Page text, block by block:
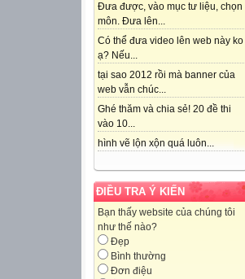
Đưa được, vào mục tư liệu, chọn
môn. Đưa lên...
Có thể đưa video lên web này ko
ạ? Nếu...
tại sao 2012 rồi mà banner của
web vẫn chúc...
Ghé thăm và chia sẻ! 20 đề thi
vào 10...
hình vẽ lộn xộn quá luôn...
ĐIỀU TRA Ý KIẾN
Bạn thấy website của chúng tôi
như thế nào?
Đẹp
Bình thường
Đơn điệu